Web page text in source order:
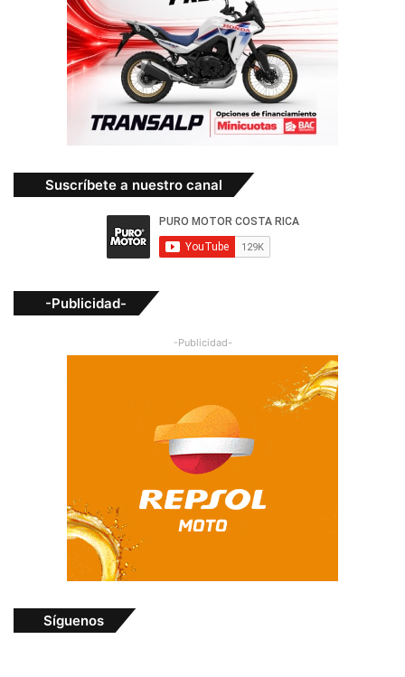
Suscríbete a nuestro canal
-Publicidad-
-Publicidad-
Síguenos